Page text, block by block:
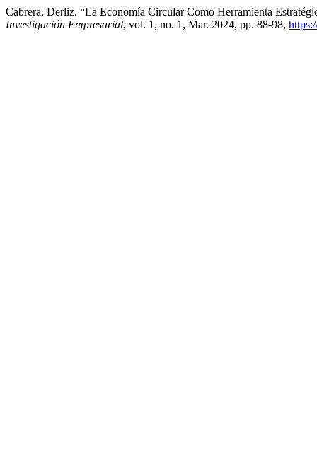
Cabrera, Derliz. “La Economía Circular Como Herramienta
Investigación Empresarial, vol. 1, no. 1, Mar. 2024, pp. 88-98,